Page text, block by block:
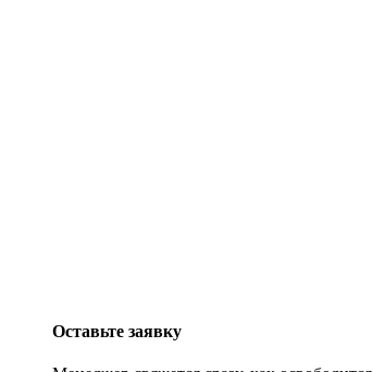
Оставьте заявку